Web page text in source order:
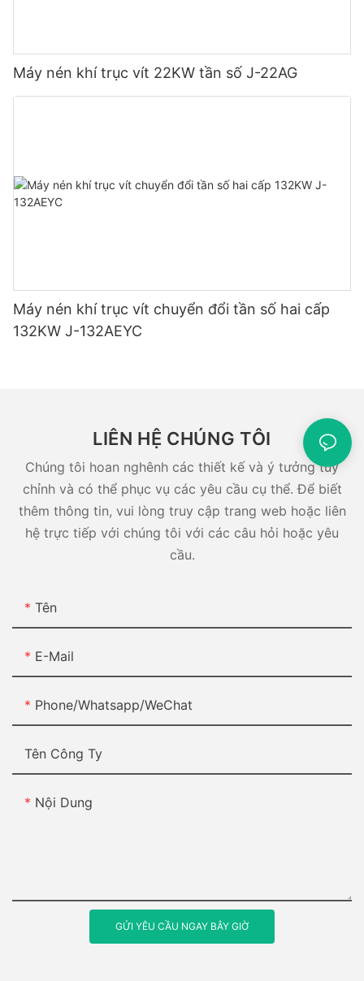
Máy nén khí trục vít 22KW tần số J-22AG
Máy nén khí trục vít chuyển đổi tần số hai cấp
132KW J-132AEYC
LIÊN HỆ CHÚNG TÔI
Chúng tôi hoan nghênh các thiết kế và ý tưởng tùy
chỉnh và có thể phục vụ các yêu cầu cụ thể. Để biết
thêm thông tin, vui lòng truy cập trang web hoặc liên
hệ trực tiếp với chúng tôi với các câu hỏi hoặc yêu
cầu.
Tên
E-Mail
Phone/Whatsapp/WeChat
Tên Công Ty
Nội Dung
GỬI YÊU CẦU NGAY BÂY GIỜ